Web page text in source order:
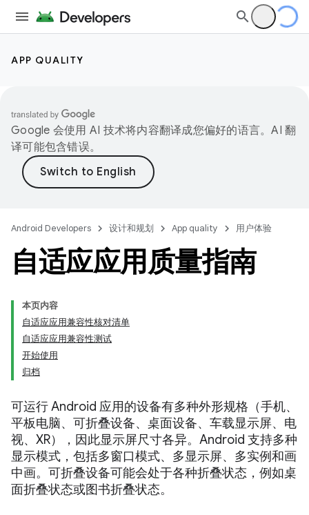
APP QUALITY
Google 会使用 AI 技术将内容翻译成您偏好的语言。AI 翻
译可能包含错误。
Android Developers 设计和规划 App quality 用户体验
自适应应用质量指南
本页内容
自适应应用兼容性核对清单
自适应应用兼容性测试
开始使用
归档
可运行 Android 应用的设备有多种外形规格（手机、
平板电脑、可折叠设备、桌面设备、车载显示屏、电
视、XR），因此显示屏尺寸各异。Android 支持多种
显示模式，包括多窗口模式、多显示屏、多实例和画
中画。可折叠设备可能会处于各种折叠状态，例如桌
面折叠状态或图书折叠状态。